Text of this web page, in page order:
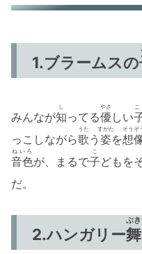
1.ブラームスの
みんなが知
し
ってる優
やさ
しい
っこしながら歌
うた
う 姿
すがた
を想
そうぞ
音色
ねいろ
が、まるで子
こ
どもを
だ。
2.ハンガリー
ぶ